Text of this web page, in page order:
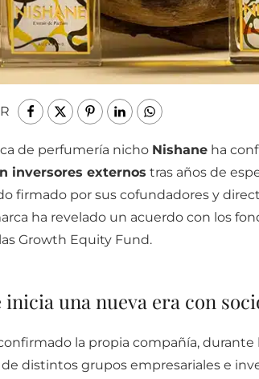
de perfumería nicho Nishaneha
inversores externos tras años de
firmado por sus cofundadores y
ha revelado un acuerdo con los
Growth Equity Fund.
inicia una nueva era con
la propia compañía,
de distintos grupos empresariales e